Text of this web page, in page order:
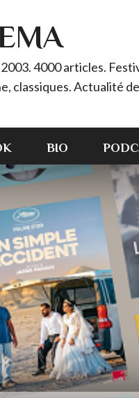
4000 articles.
classiques. Actualité
BIO